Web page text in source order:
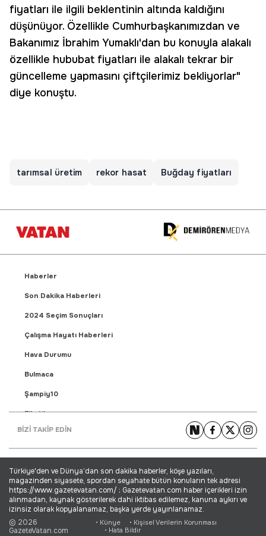
fiyatları ile ilgili beklentinin altında kaldığını
düşünüyor. Özellikle Cumhurbaşkanımızdan ve
Bakanımız İbrahim Yumaklı'dan bu konuyla alakalı
özellikle hububat fiyatları ile alakalı tekrar bir
güncelleme yapmasını çiftçilerimiz bekliyorlar"
diye konuştu.
tarımsal üretim rekor hasat Buğday fiyatları
Haberler
Son Dakika Haberleri
2024 Seçim Sonuçları
Çalışma Hayatı Haberleri
Hava Durumu
Bulmaca
Şampiy10
Fikstür
Puan Durumu
Yaşam Haberleri
Ekonomi Haberleri
Dünya Haberleri
Magazin Haberleri
BİZİ TAKİP EDİN
Türkiye'den ve Dünya’dan son dakika haberler, köşe yazıları,
magazinden siyasete, spordan seyahate bütün konuların tek adresi
https://www.gazetevatan.com/ ; Gazetevatan.com haber içerikleri izin
alınmadan, kaynak gösterilerek dahi iktibas edilemez, kanuna aykırı ve
izinsiz olarak kopyalanamaz, başka yerde yayınlanamaz.
© 2026
GazeteVatan.com
• Künye
• Kişisel Verilerin Korunması
• Hata Bildir